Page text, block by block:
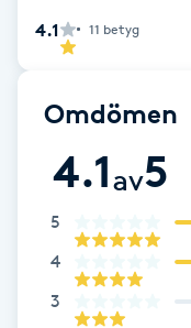
Dermapen
Diamantslipning
Enzympeeling
4.1 11 betyg
Omdömen
4.1av5
5
4
3